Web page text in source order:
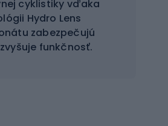
cyklistiky vďaka
Hydro Lens
zabezpečujú
funkčnosť.